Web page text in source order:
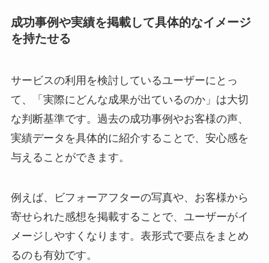
成功事例や実績を掲載して具体的なイメージ
を持たせる
サービスの利用を検討しているユーザーにとっ
て、「実際にどんな成果が出ているのか」は大切
な判断基準です。過去の成功事例やお客様の声、
実績データを具体的に紹介することで、安心感を
与えることができます。
例えば、ビフォーアフターの写真や、お客様から
寄せられた感想を掲載することで、ユーザーがイ
メージしやすくなります。表形式で要点をまとめ
るのも有効です。